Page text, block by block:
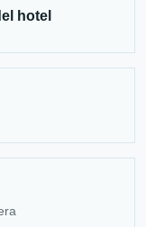
hotel